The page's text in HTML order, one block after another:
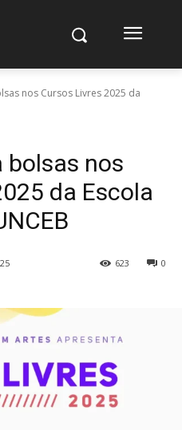
nos Cursos Livres 2025 da
bolsas nos
da Escola
0
623